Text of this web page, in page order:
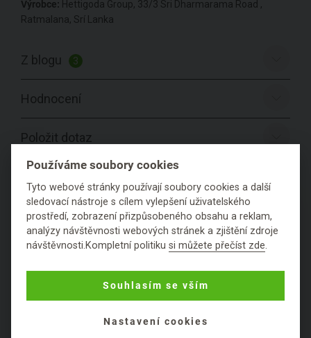
Výrobce: Hettigoda Group, 33/3 Sri Dharmarama Road ,
Ratmalana, Srí Lanka
Z blogu 3
Hodnocení
Položit dotaz
PODROBNÉ SLOŽENÍ
PRODUKTU
Používáme soubory cookies
Tyto webové stránky používají soubory cookies a další
sledovací nástroje s cílem vylepšení uživatelského
prostředí, zobrazení přizpůsobeného obsahu a reklam,
analýzy návštěvnosti webových stránek a zjištění zdroje
návštěvnosti.Kompletní politikusi můžete přečíst zde.
Souhlasím se vším
Nastavení cookies